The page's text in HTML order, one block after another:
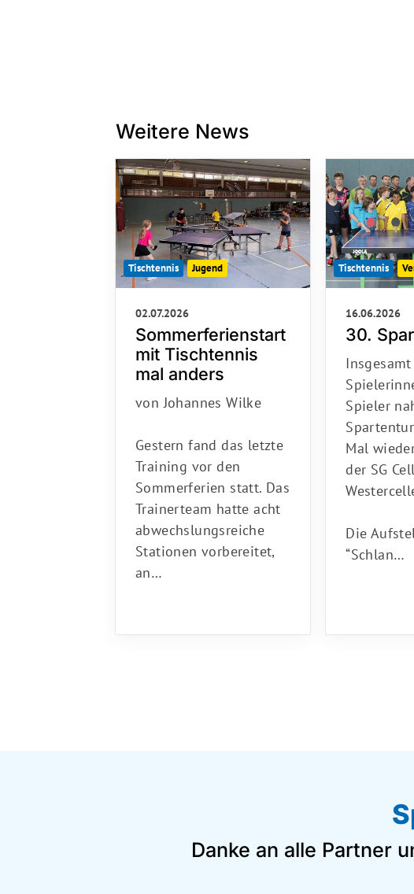
Weitere News
Tischtennis Jugend
02.07.2026
Sommerferienstart
mit Tischtennis
mal anders
von Johannes Wilke
Gestern fand das letzte
Training vor den
Sommerferien statt. Das
Trainerteam hatte acht
abwechslungsreiche
Stationen vorbereitet,
an…
Tischtennis
16.06.2026
30.
Spieler
Mal
der SG
Die
“Schlan…
Danke an alle Partner